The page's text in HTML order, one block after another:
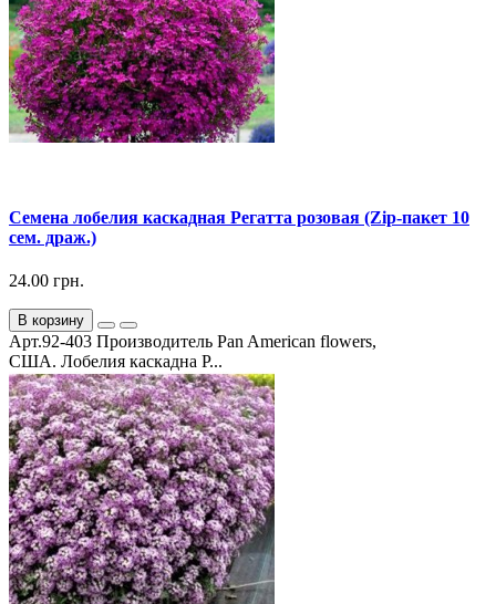
Семена лобелия каскадная Регатта розовая (Zip-пакет 10
сем. драж.)
24.00 грн.
В корзину
Арт.92-403 Производитель Pan American flowers,
США. Лобелия каскадна Р...